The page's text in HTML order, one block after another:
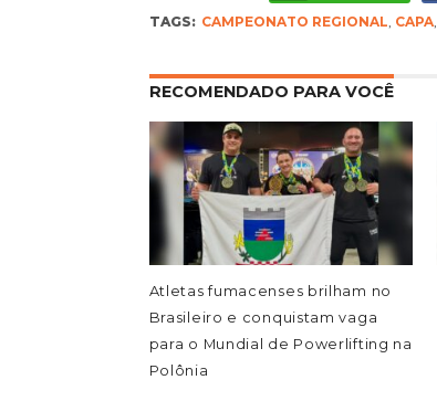
TAGS: CAMPEONATO REGIONAL, CAPA,
RECOMENDADO PARA VOCÊ
Atletas fumacenses brilham no
Brasileiro e conquistam vaga
para o Mundial de Powerlifting na
Polônia